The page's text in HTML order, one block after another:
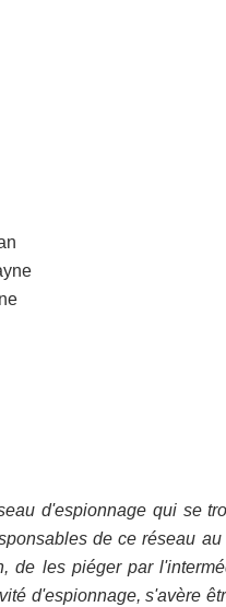
d'espionnage qui se
de ce réseau
de les piéger par
d'espionnage, s'avère